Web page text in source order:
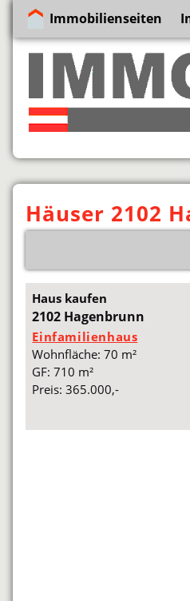
Immobilienseiten
Häuser 2102
Haus kaufen
2102 Hagenbrunn
Einfamilienhaus
Wohnfläche: 70 m²
GF: 710 m²
Preis: 365.000,-